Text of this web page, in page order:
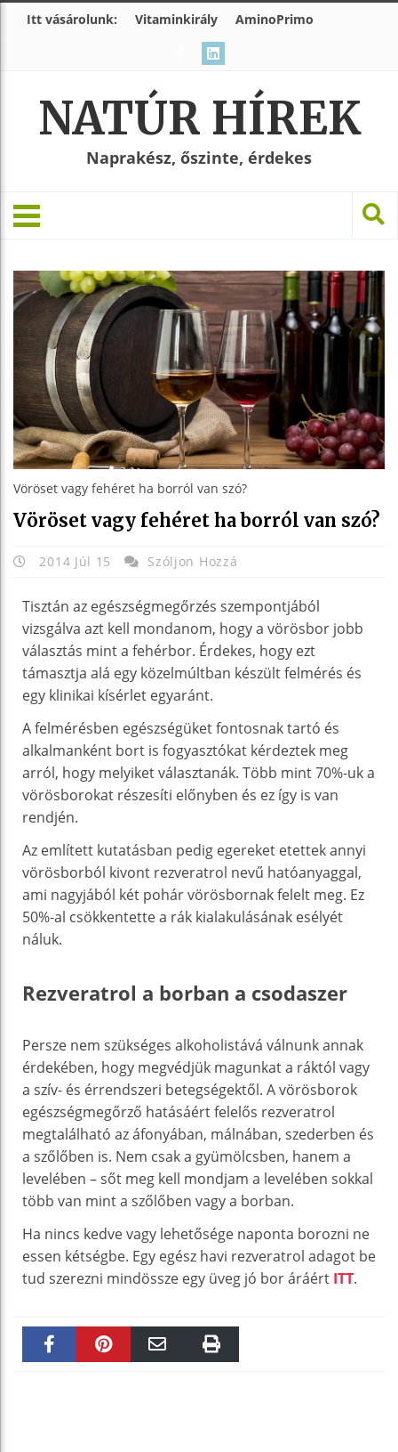
Itt vásárolunk: Vitaminkirály AminoPrimo
NATÚR HÍREK
Naprakész, őszinte, érdekes
Vöröset vagy fehéret ha borról van szó?
Vöröset vagy fehéret ha borról van szó?
2014 Júl 15 Szóljon Hozzá
Tisztán az egészségmegőrzés szempontjából
vizsgálva azt kell mondanom, hogy a vörösbor jobb
választás mint a fehérbor. Érdekes, hogy ezt
támasztja alá egy közelmúltban készült felmérés és
egy klinikai kísérlet egyaránt.
A felmérésben egészségüket fontosnak tartó és
alkalmanként bort is fogyasztókat kérdeztek meg
arról, hogy melyiket választanák. Több mint 70%-uk a
vörösborokat részesíti előnyben és ez így is van
rendjén.
Az említett kutatásban pedig egereket etettek annyi
vörösborból kivont rezveratrol nevű hatóanyaggal,
ami nagyjából két pohár vörösbornak felelt meg. Ez
50%-al csökkentette a rák kialakulásának esélyét
náluk.
Rezveratrol a borban a csodaszer
Persze nem szükséges alkoholistává válnunk annak
érdekében, hogy megvédjük magunkat a ráktól vagy
a szív- és érrendszeri betegségektől. A vörösborok
egészségmegőrző hatásáért felelős rezveratrol
megtalálható az áfonyában, málnában, szederben és
a szőlőben is. Nem csak a gyümölcsben, hanem a
levelében – sőt meg kell mondjam a levelében sokkal
több van mint a szőlőben vagy a borban.
Ha nincs kedve vagy lehetősége naponta borozni ne
essen kétségbe. Egy egész havi rezveratrol adagot be
tud szerezni mindössze egy üveg jó bor áráért ITT.